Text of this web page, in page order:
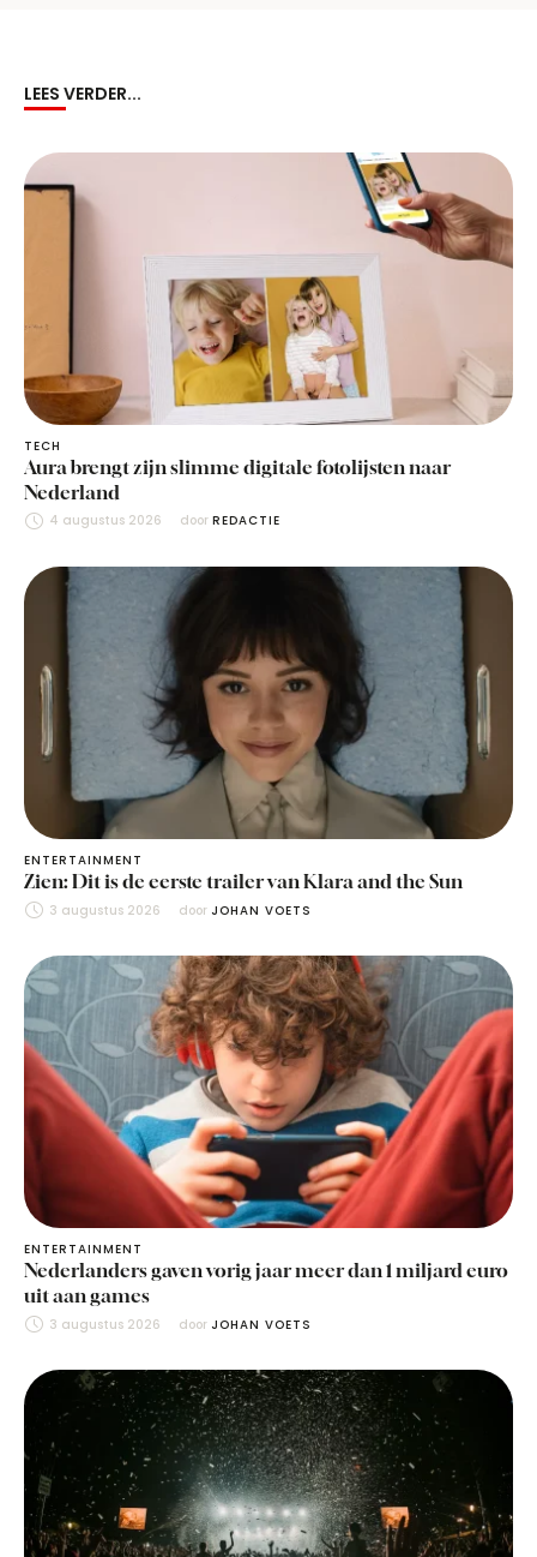
LEES VERDER...
TECH
Aura brengt zijn slimme digitale fotolijsten naar
Nederland
4 augustus 2026 door REDACTIE
ENTERTAINMENT
Zien: Dit is de eerste trailer van Klara and the Sun
3 augustus 2026 door JOHAN VOETS
ENTERTAINMENT
Nederlanders gaven vorig jaar meer dan 1 miljard euro
uit aan games
3 augustus 2026 door JOHAN VOETS